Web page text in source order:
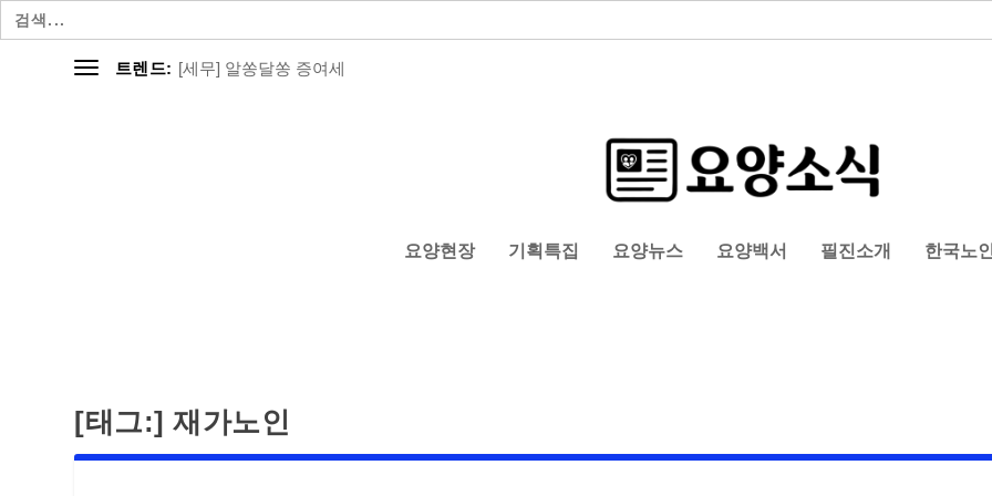
검
색:
트렌드: [세무] 알쏭달쏭 증여세
요양현장 기획특집 요양뉴스 요양백서 필진소개 한국노
[태그:]재가노인